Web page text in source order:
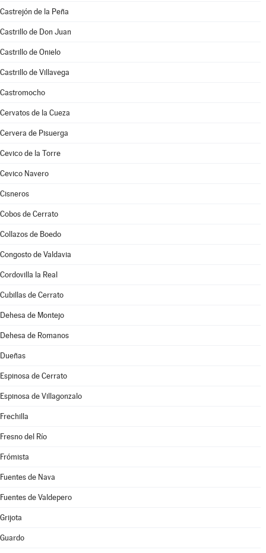
Castrejón de la Peña
Castrillo de Don Juan
Castrillo de Onielo
Castrillo de Villavega
Castromocho
Cervatos de la Cueza
Cervera de Pisuerga
Cevico de la Torre
Cevico Navero
Cisneros
Cobos de Cerrato
Collazos de Boedo
Congosto de Valdavia
Cordovilla la Real
Cubillas de Cerrato
Dehesa de Montejo
Dehesa de Romanos
Dueñas
Espinosa de Cerrato
Espinosa de Villagonzalo
Frechilla
Fresno del Río
Frómista
Fuentes de Nava
Fuentes de Valdepero
Grijota
Guardo